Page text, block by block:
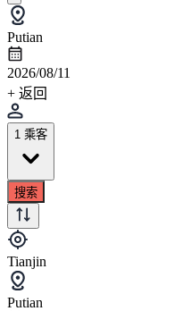
Putian
2026/08/11
+ 返回
1 乘客
搜索
Tianjin
Putian